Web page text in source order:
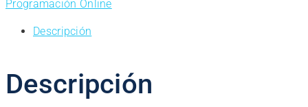
Práctico
ERP-
Programación Online
Descripción
Descripción